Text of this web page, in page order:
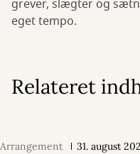
grever, slægter og
eget tempo.
Relateret
Arrangement 31. august